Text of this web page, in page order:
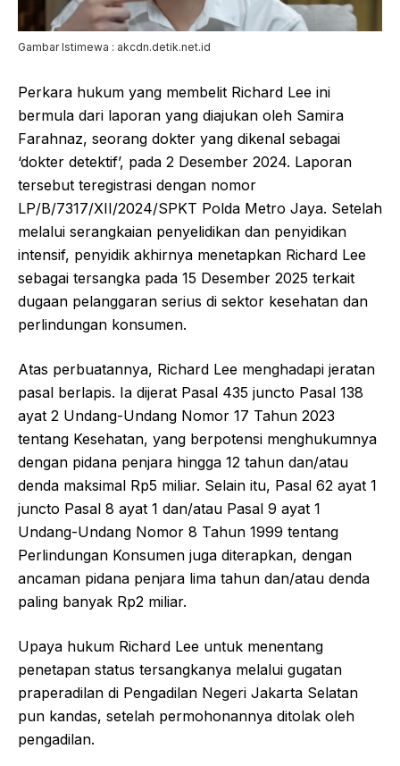
Gambar Istimewa : akcdn.detik.net.id
Perkara hukum yang membelit Richard Lee ini
bermula dari laporan yang diajukan oleh Samira
Farahnaz, seorang dokter yang dikenal sebagai
‘dokter detektif’, pada 2 Desember 2024. Laporan
tersebut teregistrasi dengan nomor
LP/B/7317/XII/2024/SPKT Polda Metro Jaya. Setelah
melalui serangkaian penyelidikan dan penyidikan
intensif, penyidik akhirnya menetapkan Richard Lee
sebagai tersangka pada 15 Desember 2025 terkait
dugaan pelanggaran serius di sektor kesehatan dan
perlindungan konsumen.
Atas perbuatannya, Richard Lee menghadapi jeratan
pasal berlapis. Ia dijerat Pasal 435 juncto Pasal 138
ayat 2 Undang-Undang Nomor 17 Tahun 2023
tentang Kesehatan, yang berpotensi menghukumnya
dengan pidana penjara hingga 12 tahun dan/atau
denda maksimal Rp5 miliar. Selain itu, Pasal 62 ayat 1
juncto Pasal 8 ayat 1 dan/atau Pasal 9 ayat 1
Undang-Undang Nomor 8 Tahun 1999 tentang
Perlindungan Konsumen juga diterapkan, dengan
ancaman pidana penjara lima tahun dan/atau denda
paling banyak Rp2 miliar.
Upaya hukum Richard Lee untuk menentang
penetapan status tersangkanya melalui gugatan
praperadilan di Pengadilan Negeri Jakarta Selatan
pun kandas, setelah permohonannya ditolak oleh
pengadilan.